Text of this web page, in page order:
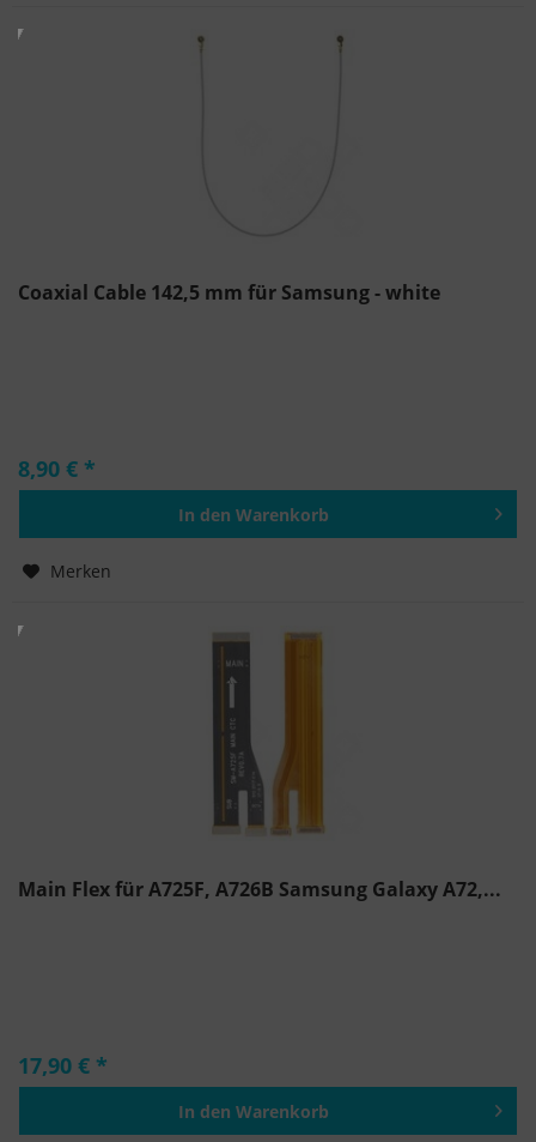
Coaxial Cable 142,5 mm für Samsung - white
8,90 € *
In den Warenkorb
Merken
Main Flex für A725F, A726B Samsung Galaxy A72,...
17,90 € *
In den Warenkorb